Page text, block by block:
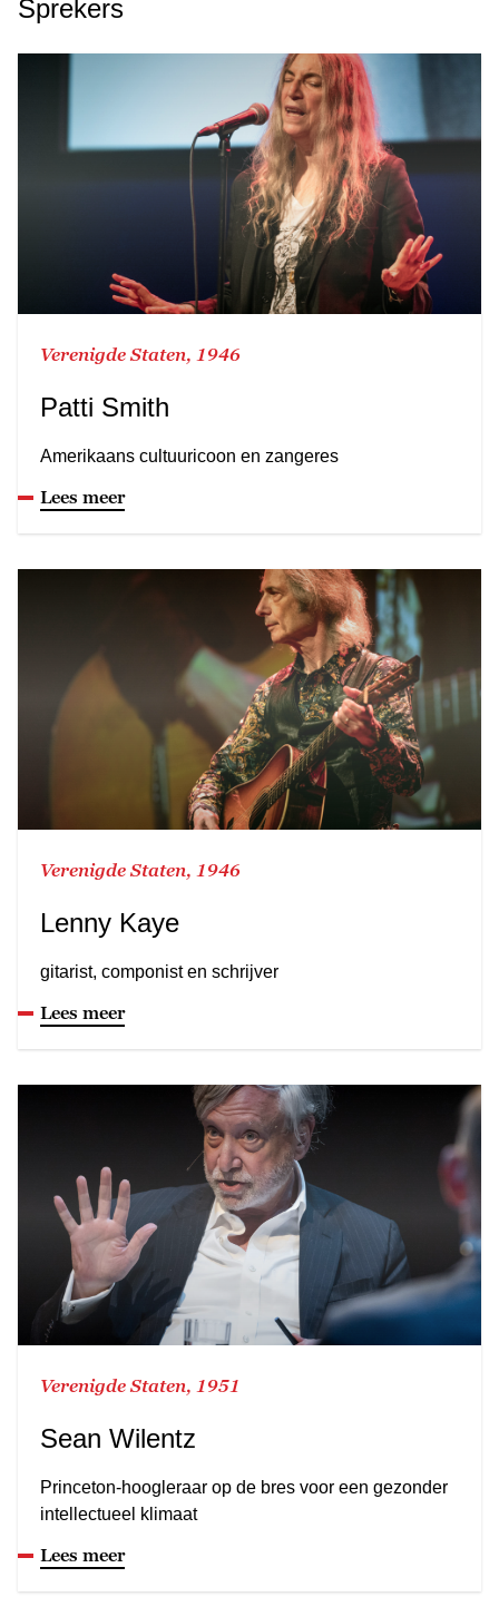
Sprekers
Verenigde Staten, 1946
Patti Smith
Amerikaans cultuuricoon en zangeres
Lees meer
Verenigde Staten, 1946
Lenny Kaye
gitarist, componist en schrijver
Lees meer
Verenigde Staten, 1951
Sean Wilentz
Princeton-hoogleraar op de bres voor een gezonder
intellectueel klimaat
Lees meer